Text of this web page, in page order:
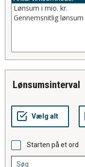
lønsumsinterval
Starten på et ord